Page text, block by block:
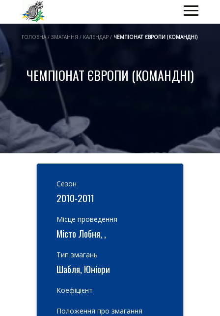
ГОЛОВНА / ЗМАГАННЯ / КАЛЕНДАР / ЧЕМПІОНАТ ЄВРОПИ (КОМАНДНІ)
ЧЕМПІОНАТ ЄВРОПИ (КОМАНДНІ)
Cезон
2010-2011
Місце проведення
Місто Лобня, ,
Тип змагань
Шабля, Юніори
Коефіцієнт
Положення про змагання